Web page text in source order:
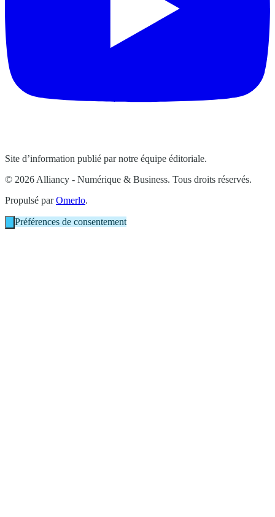
Site d’information publié par notre équipe éditoriale.
© 2026 Alliancy - Numérique & Business. Tous droits réservés.
Propulsé parOmerlo.
Préférences de consentement